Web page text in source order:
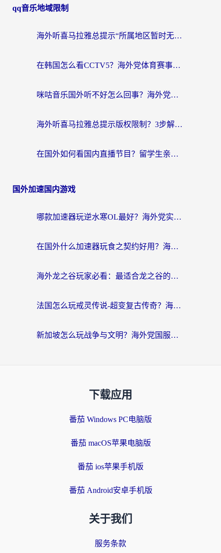
qq音乐地域限制
海外听喜马拉雅总提示“所属地区暂时无版权”？这个限制解除方法亲测有效！
在韩国怎么看CCTV5？海外党体育赛事+中文解说观看终极指南
咪咕音乐国外听不好怎么回事？海外党听歌自由的终极解决方案来了
海外听喜马拉雅总提示版权限制？3步解决+2个音乐平台问题全攻略
在国外如何看国内直播节目？留学生亲测有效的追剧加速指南
国外加速国内游戏
哪款加速器玩逆水寒OL最好？海外党实测后的终极选择指南
在国外什么加速器玩食之契约好用？海外党亲测有效的国服游戏加速指南
海外龙之谷玩家必看：最适合龙之谷的加速器，解决延迟卡顿还能畅玩幻书启示录和梦幻西游？
法国怎么玩戒灵传说-超变复古传奇？海外玩家国服游戏加速终极指南
新加坡怎么玩战争与文明？海外党国服游戏加速器终极避坑指南
下载应用
番茄 Windows PC电脑版
番茄 macOS苹果电脑版
番茄 ios苹果手机版
番茄 Android安卓手机版
关于我们
服务条款